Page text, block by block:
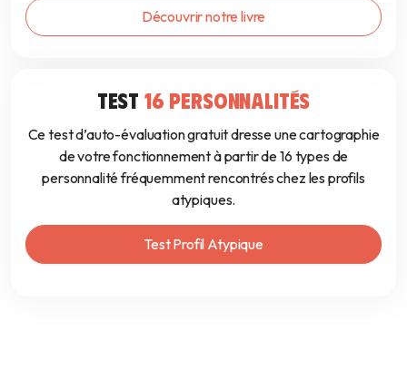
Découvrir notre livre
TEST 16 PERSONNALITÉS
Ce test d’auto-évaluation gratuit dresse une cartographie
de votre fonctionnement à partir de 16 types de
personnalité fréquemment rencontrés chez les profils
atypiques.
Test Profil Atypique